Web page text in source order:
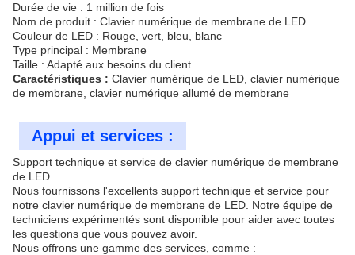
Durée de vie : 1 million de fois
Nom de produit : Clavier numérique de membrane de LED
Couleur de LED : Rouge, vert, bleu, blanc
Type principal : Membrane
Taille : Adapté aux besoins du client
Caractéristiques : Clavier numérique de LED, clavier numérique
de membrane, clavier numérique allumé de membrane
Appui et services :
Support technique et service de clavier numérique de membrane
de LED
Nous fournissons l'excellents support technique et service pour
notre clavier numérique de membrane de LED. Notre équipe de
techniciens expérimentés sont disponible pour aider avec toutes
les questions que vous pouvez avoir.
Nous offrons une gamme des services, comme :